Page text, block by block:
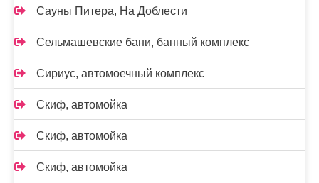
Сауны Питера, На Доблести
Сельмашевские бани, банный комплекс
Сириус, автомоечный комплекс
Скиф, автомойка
Скиф, автомойка
Скиф, автомойка